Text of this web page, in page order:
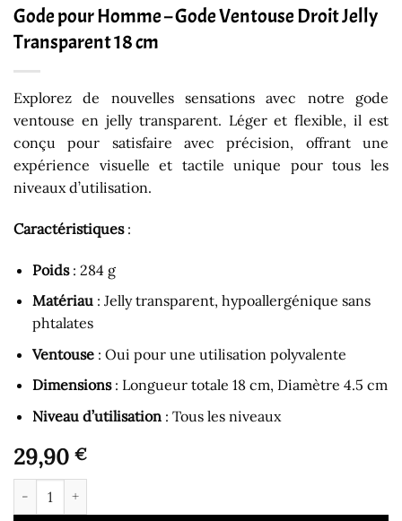
Gode pour Homme – Gode Ventouse Droit Jelly
Transparent 18 cm
Explorez de nouvelles sensations avec notre gode
ventouse en jelly transparent. Léger et flexible, il est
conçu pour satisfaire avec précision, offrant une
expérience visuelle et tactile unique pour tous les
niveaux d’utilisation.
Caractéristiques:
Poids: 284 g
Matériau: Jelly transparent, hypoallergénique sans
phtalates
Ventouse: Oui pour une utilisation polyvalente
Dimensions: Longueur totale 18 cm, Diamètre 4.5 cm
Niveau d’utilisation: Tous les niveaux
29,90 €
quantité de Gode pour Homme - Gode Ventouse Droit Jelly